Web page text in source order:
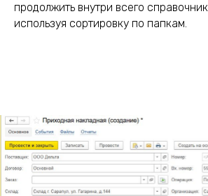
продолжить внутри всего
используя сортировку по папкам.